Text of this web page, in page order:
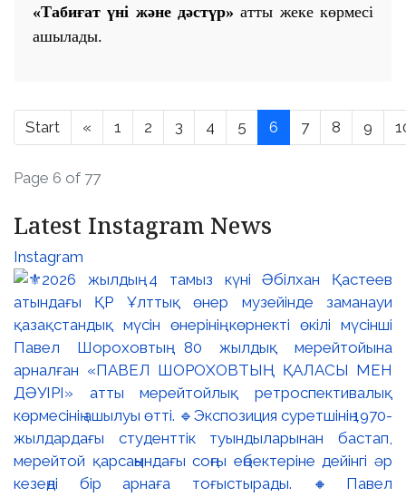
«Табиғат үні және дәстүр» атты жеке көрмесі
ашылады.
Start « 1 2 3 4 5 6 7 8 9
Page 6 of 77
Latest Instagram News
Instagram